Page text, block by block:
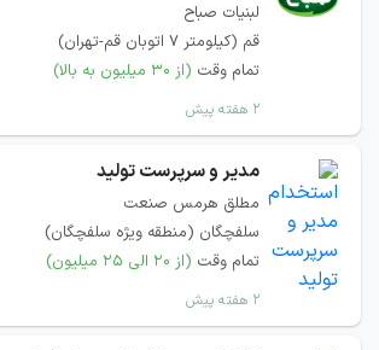
لبنیات صباح
قم (کیلومتر ۷ اتوبان قم-تهران)
تمام وقت (از ۳۰ میلیون به بالا)
۲ هفته پیش
مدیر و سرپرست تولید
مطلق هرمس صنعت
سلفچگان (منطقه ویژه سلفچگان)
تمام وقت (از ۲۰ الی ۲۵ میلیون)
۲ هفته پیش